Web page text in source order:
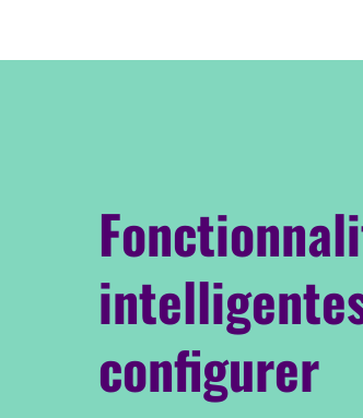
configurer